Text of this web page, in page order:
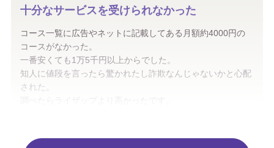
十分なサービスを受けられなかった
コース一覧に広告やネットに記載してある月額約4000円の
コースがなかった。
一番安くても1万5千円以上からでした。
知人に値段を言ったら驚かれたし詐欺なんじゃないかと心配
された。
料金表に書いてあったがその案内もなく数回行った後、聞い